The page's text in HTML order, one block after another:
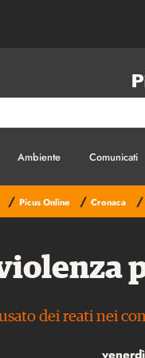
Ambiente Comunicati
/ Picus Online / Cronaca /
dei reati nei